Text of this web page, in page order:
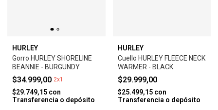
HURLEY
Gorro HURLEY SHORELINE
BEANNIE - BURGUNDY
$34.999,00 2x1
$29.749,15 con
Transferencia o depósito
HURLEY
Cuello HURLEY FLEECE NECK
WARMER - BLACK
$29.999,00
$25.499,15 con
Transferencia o depósito